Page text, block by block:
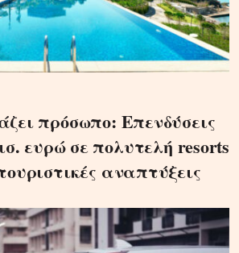
πρόσωπο: Επενδύσεις
ευρώ σε πολυτελή resorts
αναπτύξεις